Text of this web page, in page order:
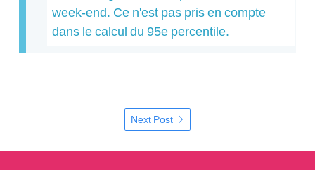
week-end. Ce n'est pas pris en compte
dans le calcul du 95e percentile.
Next Post